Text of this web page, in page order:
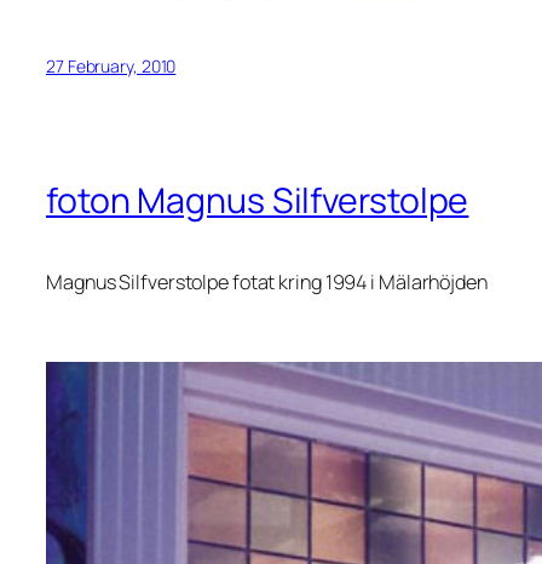
27 February, 2010
foton Magnus Silfverstolpe
Magnus Silfverstolpe fotat kring 1994 i Mälarhöjden